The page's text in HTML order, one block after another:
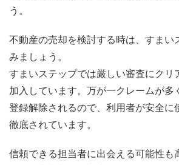
う。
不動産の売却を検討する時は、すまい
みましょう。
すまいステップでは厳しい審査にクリ
加入しています。万が一クレームが多
登録解除されるので、利用者が安全に
徹底されています。
信頼できる担当者に出会える可能性も